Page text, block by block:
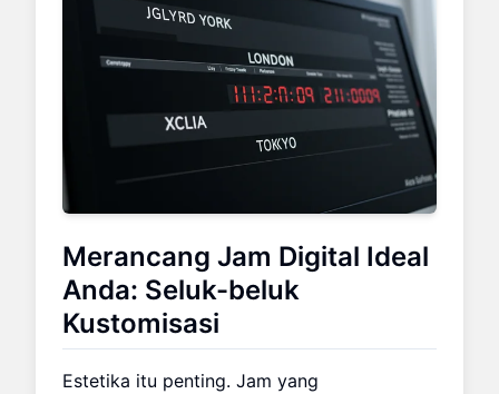
Merancang Jam Digital Ideal
Anda: Seluk-beluk
Kustomisasi
Estetika itu penting. Jam yang